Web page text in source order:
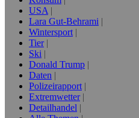
USA
Lara Gut-Behrami
Wintersport
Tier
Ski
Donald Trump
Daten
Polizeirapport
Extremwetter
Detailhandel